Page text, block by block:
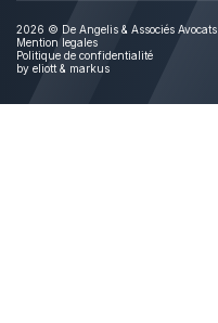
2026 © De Angelis & Associés Avocats.
Mention legales
Politique de confidentialité
by eliott & markus